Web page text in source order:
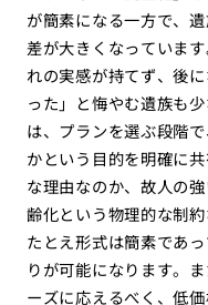
が簡素になる一方で、
差が大きくなっていま
れの実感が持てず、後
った」と悔やむ遺族も
は、プランを選ぶ段階
かという目的を明確に
な理由なのか、故人の
齢化という物理的な制
たとえ形式は簡素であ
りが可能になります。
ーズに応えるべく、低